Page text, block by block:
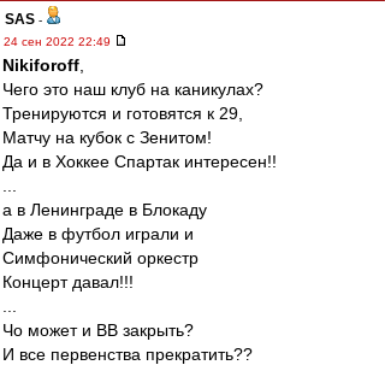
SAS -
24 сен 2022 22:49
Nikiforoff
Чего это наш клуб на каникулах?
Тренируются и готовятся к 29,
Матчу на кубок с Зенитом!
Да и в Хоккее Спартак интересен!!
а в Ленинграде в Блокаду
Даже в футбол играли и
Симфонический оркестр
Концерт давал!!!
Чо может и ВВ закрыть?
И все первенства прекратить??